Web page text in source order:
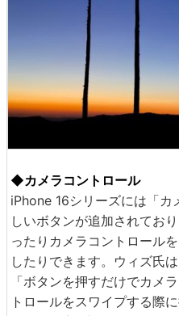
◆カメラコントロール
iPhone 16シリーズには「
しいボタンが追加されてお
ったりカメラコントロール
したりできます。ウィズ氏
「ボタンを押すだけでカメ
トロールをスワイプする際